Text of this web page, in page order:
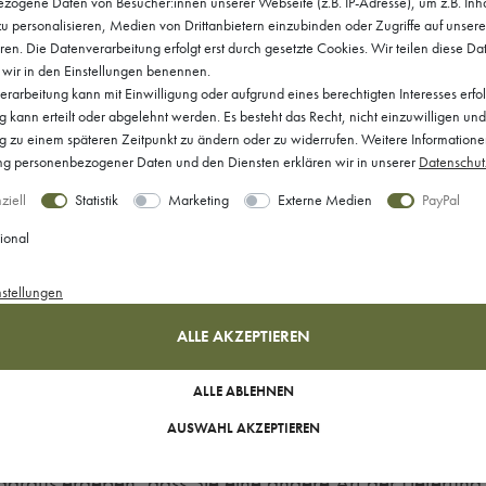
Angabe von Gründen diesen Vertrag zu
Tag, an dem Sie oder ein von Ihnen benannter
uns (Rheinstoff E-Commerce GmbH, Lorettostraße
mittels einer eindeutigen Erklärung (z. B. ein mit
informieren. Sie können dafür das beigefügte
Sie die Mitteilung über die Ausübung des
Ihnen alle Zahlungen, die wir von Ihnen erhalten
personalisieren, Medien von Drittanbietern einzubinden oder Zugriffe auf
Die Datenverarbeitung erfolgt erst durch gesetzte Cookies. Wir teilen diese
in den Einstellungen benennen.
kann mit Einwilligung oder aufgrund eines berechtigten Interesses
kann erteilt oder abgelehnt werden. Es besteht das Recht, nicht einzuwilligen
zu einem späteren Zeitpunkt zu ändern oder zu widerrufen. Weitere
personenbezogener Daten und den Diensten erklären wir in unserer
Statistik Marketing Externe Medien
PayPal
ALLE AKZEPTIEREN
ALLE ABLEHNEN
AUSWAHL AKZEPTIEREN